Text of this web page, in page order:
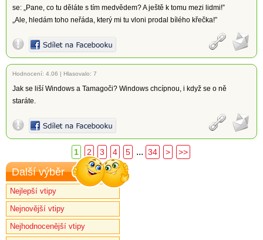
se: „Pane, co tu děláte s tím medvědem? A ještě k tomu mezi lidmi!”
„Ale, hledám toho neřáda, který mi tu vloni prodal bílého křečka!”
Hodnocení: 4.06 | Hlasovalo: 7
Jak se liší Windows a Tamagoči? Windows chcípnou, i když se o ně
staráte.
1 2 3 4 5 ... 34 > >>
Další výběr
Nejlepší vtipy
Nejnovější vtipy
Nejhodnocenější vtipy